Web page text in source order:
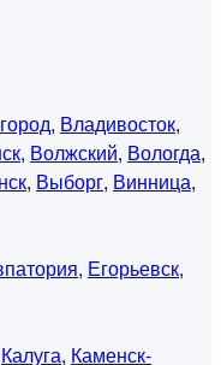
, Владивосток,
, Волжский, Вологда,
, Выборг, Винница,
, Егорьевск,
Калуга, Каменск-